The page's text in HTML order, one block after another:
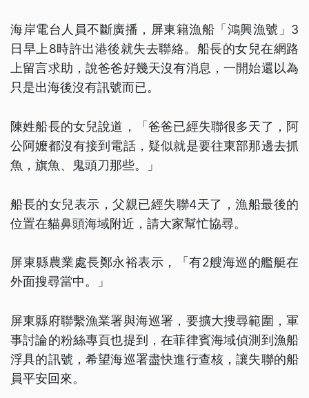
海岸電台人員不斷廣播，屏東籍漁船「鴻興漁號」3
日早上8時許出港後就失去聯絡。船長的女兒在網路
上留言求助，說爸爸好幾天沒有消息，一開始還以為
只是出海後沒有訊號而已。
陳姓船長的女兒說道，「爸爸已經失聯很多天了，阿
公阿嬤都沒有接到電話，疑似就是要往東部那邊去抓
魚，旗魚、鬼頭刀那些。」
船長的女兒表示，父親已經失聯4天了，漁船最後的
位置在貓鼻頭海域附近，請大家幫忙協尋。
屏東縣農業處長鄭永裕表示，「有2艘海巡的艦艇在
外面搜尋當中。」
屏東縣府聯繫漁業署與海巡署，要擴大搜尋範圍，軍
事討論的粉絲專頁也提到，在菲律賓海域偵測到漁船
浮具的訊號，希望海巡署盡快進行查核，讓失聯的船
員平安回來。